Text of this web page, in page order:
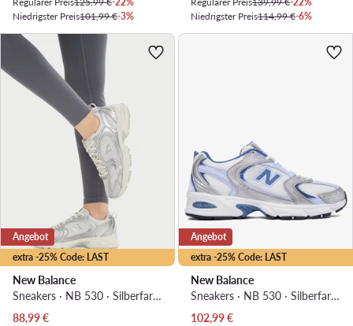
Niedrigster Preis101,99 €-3%
Niedrigster Preis114,99 €-6%
extra -25% Code: LAST
Angebot
New Balance
Sneakers · NB 530 · Silberfarben
Aktueller Preis
88,99€
extra -25% Code: LAST
Angebot
New Balance
Sneakers · NB 530 · Silberfarben
Aktueller Preis
102,99€